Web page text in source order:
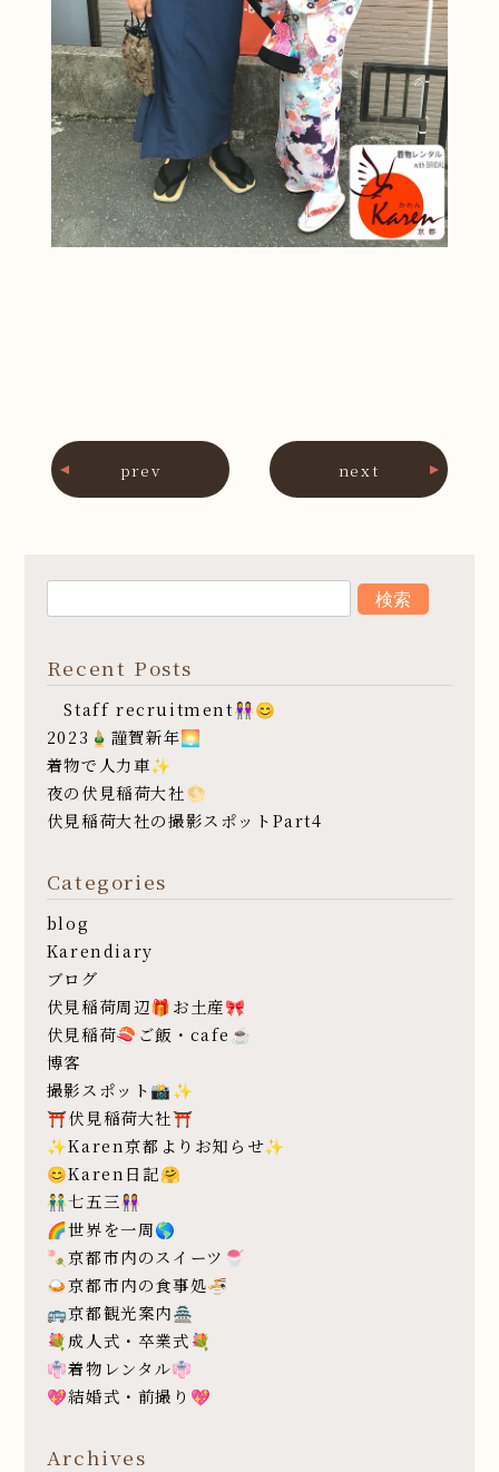
prev next
Recent Posts
Staff recruitment👭😊
2023🎍謹賀新年🌅
着物で人力車✨
夜の伏見稲荷大社🌕
伏見稲荷大社の撮影スポットPart4
Categories
blog
Karendiary
ブログ
伏見稲荷周辺🎁お土産🎀
伏見稲荷🍣ご飯・cafe☕️
博客
撮影スポット📸✨
⛩伏見稲荷大社⛩
✨Karen京都よりお知らせ✨
😊Karen日記🤗
👬七五三👭
🌈世界を一周🌎
🍡京都市内のスイーツ🍧
🍛京都市内の食事処🍜
🚌京都観光案内🏯
💐成人式・卒業式💐
👘着物レンタル👘
💖結婚式・前撮り💖
Archives